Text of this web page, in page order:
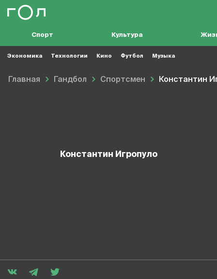
Спорт Культура
Экономика Технологии Кино Футбол Музыка
Главная Гандбол Спортсмен Константин
Константин Игропуло